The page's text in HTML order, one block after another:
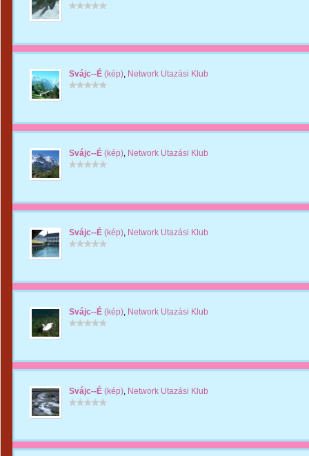
Svájc--É (kép), Network Utazási Klub
Svájc--É (kép), Network Utazási Klub
Svájc--É (kép), Network Utazási Klub
Svájc--É (kép), Network Utazási Klub
Svájc--É (kép), Network Utazási Klub